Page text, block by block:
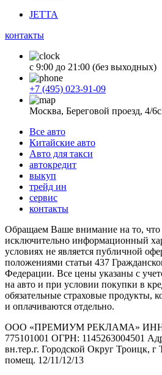
JETTA
контакты
с 9:00 до 21:00 (без выходных)
+7 (495) 023-91-09
Москва, Береговой проезд, 4/
Все авто
Китайские авто
Авто для такси
автокредит
выкуп
трейд ин
сервис
контакты
Обращаем Ваше внимание на то, что
исключительно информационный
условиях не является публичной
положениями статьи 437
Федерации. Все цены указаны с
на авто и при условии покупки в
обязательные страховые продукты,
и оплачиваются отдельно.
ООО «ПРЕМИУМ РЕКЛАМА» ИНН:
775101001 ОГРН: 1145263004501
вн.тер.г. Городской Округ Троицк, г
помещ. 12/11/12/13